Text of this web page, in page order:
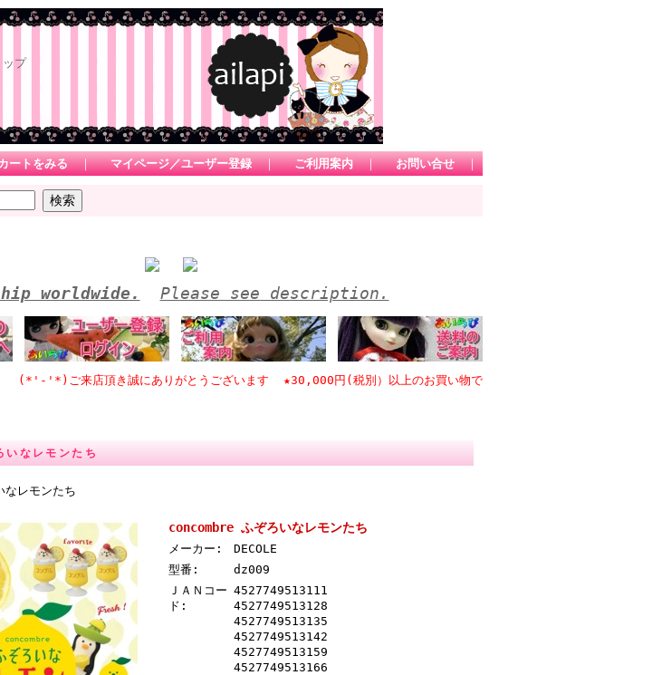
プ
ートをみる ｜ マイページ／ユーザー登録 ｜ ご利用案内 ｜ お問い合せ ｜
worldwide. Please see description.
来店頂き誠にありがとうございます ★30,000円(税別）以上のお買い物で日本国内送料無料 *1カートにてお買い上
なレモンたち
レモンたち
concombre ふぞろいなレモンたち
メーカー:
DECOLE
型番:
dz009
ＪＡＮコー
ド:
4527749513111
4527749513128
4527749513135
4527749513142
4527749513159
4527749513166